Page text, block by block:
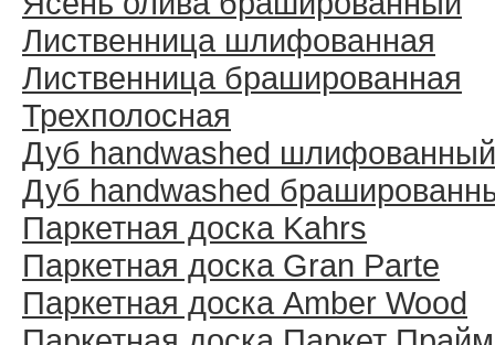
Лиственница шлифованная
Лиственница брашированная
Трехполосная
Дуб handwashed шлифованный
Дуб handwashed
Паркетная доска Kahrs
Паркетная доска Gran Parte
Паркетная доска Amber Wood